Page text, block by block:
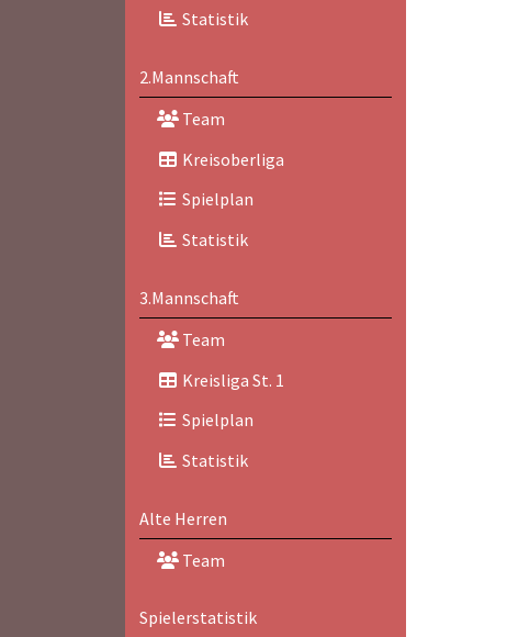
Statistik
2.Mannschaft
Team
Kreisoberliga
Spielplan
Statistik
3.Mannschaft
Team
Kreisliga St. 1
Spielplan
Statistik
Alte Herren
Team
Spielerstatistik